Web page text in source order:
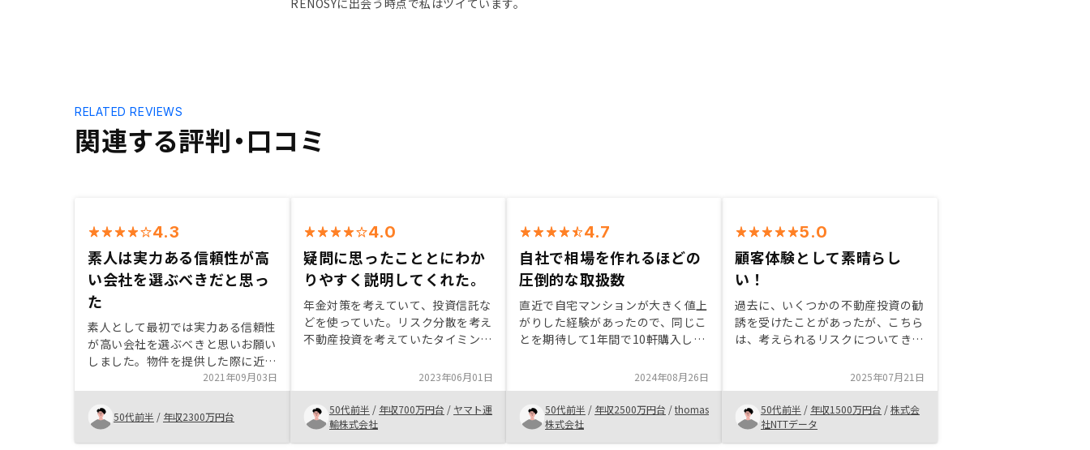
RENOSYに出会う時点で私はツイています。
関連する評判・口コミ
RELATED REVIEWS
4.3
素人は実力ある信頼性が高
い会社を選ぶべきだと思っ
た
素人として最初では実力ある信頼性
が高い会社を選ぶべきと思いお願い
しました。物件を提供した際に近く
の開発計画、魅力的なところなど情
報をいただいたら決め手になるかも
しれません。
2021年09月03日
50代前半 / 年収2300万円台
4.0
疑問に思ったこととにわか
りやすく説明してくれた。
年金対策を考えていて、投資信託な
どを使っていた。リスク分散を考え
不動産投資を考えていたタイミング
数千万の借金を背負う事に抵抗があ
ったが、担当者の説明を聞いて、一
歩踏み出そうと思い購入を決めた。
2023年06月01日
50代前半 / 年収700万円台 / ヤマト運
輸株式会社
4.7
自社で相場を作れるほどの
圧倒的な取扱数
直近で自宅マンションが大きく値上
がりした経験があったので、同じこ
とを期待して1年間で10軒購入しま
（自社）流通で一般マーケットに出
ていません。 GAは自社で相場を作
れるほどの圧倒的な取扱数（シェ
ア）を持っています。 なのでGA物
件は相場より高めですが、投資用ロ
2024年08月26日
50代前半 / 年収2500万円台 /thomas
株式会社
5.0
顧客体験として素晴らし
い！
過去に、いくつかの不動産投資の勧
誘を受けたことがあったが、こちら
は、考えられるリスクについてきち
でもリスクとして顕在化する可能性
があるものについても説明をしてい
ただけたので、きちんとリスクを把
握したうえで、進めることができ
た。なによりも顧客を大事にしてい
2025年07月21日
50代前半 / 年収1500万円台 /株式会
社NTTデータ